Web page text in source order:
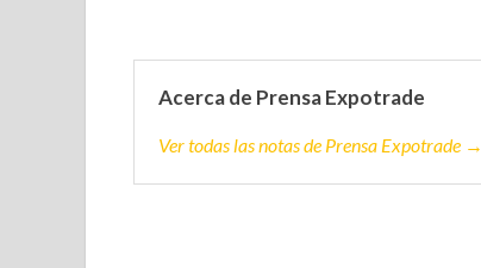
Acerca de Prensa Expotrade
Ver todas las notas de Prensa Expotrade →